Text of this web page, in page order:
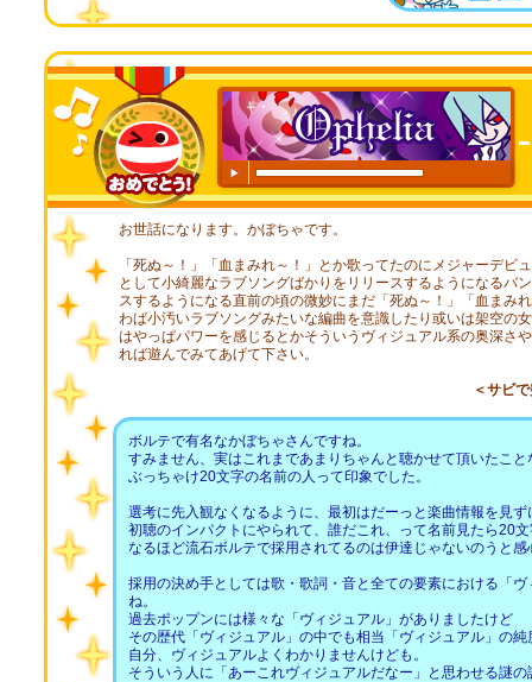
00:00/00:20
お世話になります。かぼちゃです。
「死ぬ～！」「血まみれ～！」とか歌ってたのにメジャーデビ
として小綺麗なラブソングばかりをリリースするようになるバ
スするようになる直前の頃の微妙にまだ「死ぬ～！」「血まみ
わば小汚いラブソングみたいな編曲を意識したり或いは架空の
はやっぱパワーを感じるとかそういうヴィジュアル系の奥深さ
れば遊んでみてあげて下さい。
＜サビ
ボルテで有名なかぼちゃさんですね。
すみません、実はこれまであまりちゃんと聴かせて頂いたこと
ぶっちゃけ20文字の名前の人って印象でした。
選考に先入観なくなるように、最初はだーっと楽曲情報を見
初聴のインパクトにやられて、誰だこれ、って名前見たら20
なるほど流石ボルテで採用されてるのは伊達じゃないのうと感
採用の決め手としては歌・歌詞・音と全ての要素における「
ね。
過去ポップンには様々な「ヴィジュアル」がありましたけど
その歴代「ヴィジュアル」の中でも相当「ヴィジュアル」の純
自分、ヴィジュアルよくわかりませんけども。
そういう人に「あーこれヴィジュアルだなー」と思わせる謎